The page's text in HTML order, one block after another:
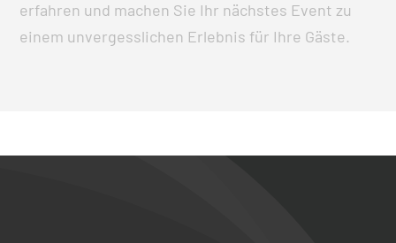
erfahren und machen Sie Ihr nächstes Event zu
einem unvergesslichen Erlebnis für Ihre Gäste.